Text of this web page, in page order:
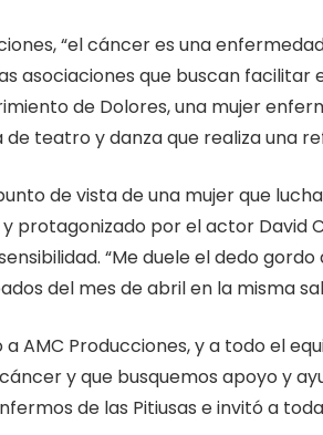
“el cáncer es una
asociaciones que buscan facilitar
de Dolores, una mujer
teatro y danza que realiza una
de vista de una mujer que
protagonizado por el actor
“Me duele el dedo
del mes de abril en la misma
AMC Producciones, y a todo el
y que busquemos apoyo y
de las Pitiusas e invitó a